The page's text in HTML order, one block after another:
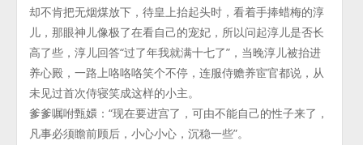
却不肯把无烟煤放下，待皇上抬起头时，看着手捧蜡梅的淳
儿，那眼神儿像极了在看自己的宠妃，所以问起淳儿是否长
高了些，淳儿回答“过了年我就满十七了”，当晚淳儿被抬进
养心殿，一路上咯咯咯笑个不停，连服侍赡养宦官都说，从
未见过首次侍寝笑成这样的小主。
爹爹嘱咐甄嬛：“现在要进宫了，可由不能自己的性子来了，
凡事必须瞻前顾后，小心小心，沉稳一些”。